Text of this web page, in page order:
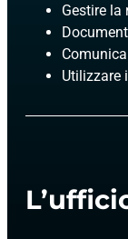
Gestire la
Utilizzare